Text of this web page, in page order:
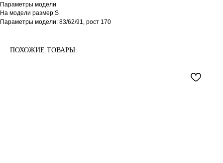
Параметры модели
На модели размер S
Параметры модели: 83/62/91, рост 170
ПОХОЖИЕ ТОВАРЫ: